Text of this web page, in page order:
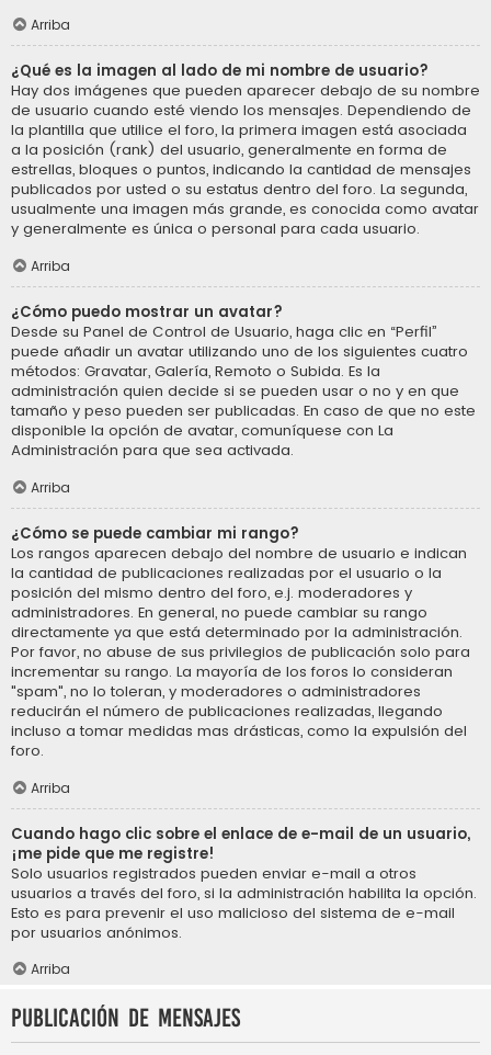
Arriba
¿Qué es la imagen al lado de mi nombre de usuario?
Hay dos imágenes que pueden aparecer debajo de su nombre
de usuario cuando esté viendo los mensajes. Dependiendo de
la plantilla que utilice el foro, la primera imagen está asociada
a la posición (rank) del usuario, generalmente en forma de
estrellas, bloques o puntos, indicando la cantidad de mensajes
publicados por usted o su estatus dentro del foro. La segunda,
usualmente una imagen más grande, es conocida como avatar
y generalmente es única o personal para cada usuario.
Arriba
¿Cómo puedo mostrar un avatar?
Desde su Panel de Control de Usuario, haga clic en “Perfil”
puede añadir un avatar utilizando uno de los siguientes cuatro
métodos: Gravatar, Galería, Remoto o Subida. Es la
administración quien decide si se pueden usar o no y en que
tamaño y peso pueden ser publicadas. En caso de que no este
disponible la opción de avatar, comuníquese con La
Administración para que sea activada.
Arriba
¿Cómo se puede cambiar mi rango?
Los rangos aparecen debajo del nombre de usuario e indican
la cantidad de publicaciones realizadas por el usuario o la
posición del mismo dentro del foro, e.j. moderadores y
administradores. En general, no puede cambiar su rango
directamente ya que está determinado por la administración.
Por favor, no abuse de sus privilegios de publicación solo para
incrementar su rango. La mayoría de los foros lo consideran
"spam", no lo toleran, y moderadores o administradores
reducirán el número de publicaciones realizadas, llegando
incluso a tomar medidas mas drásticas, como la expulsión del
foro.
Arriba
Cuando hago clic sobre el enlace de e-mail de un usuario,
¡me pide que me registre!
Solo usuarios registrados pueden enviar e-mail a otros
usuarios a través del foro, si la administración habilita la opción.
Esto es para prevenir el uso malicioso del sistema de e-mail
por usuarios anónimos.
Arriba
Publicación de mensajes